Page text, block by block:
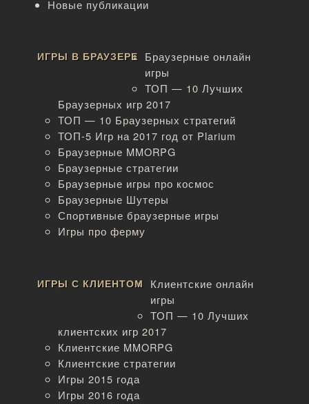
Новые публикации
ИГРЫ В БРАУЗЕРЕ Браузерные онлайн
игры
ТОП — 10 Лучших
Браузерных игр 2017
ТОП — 10 Браузерных стратегий
ТОП-5 Игр на 2017 год от Plarium
Браузерные MMORPG
Браузерные стратегии
Браузерные игры про космос
Браузерные Шутеры
Спортивные браузерные игры
Игры про ферму
ИГРЫ С КЛИЕНТОМ Клиентские онлайн
игры
ТОП — 10 Лучших
клиентских игр 2017
Клиентские MMORPG
Клиентские стратегии
Игры 2015 года
Игры 2016 года